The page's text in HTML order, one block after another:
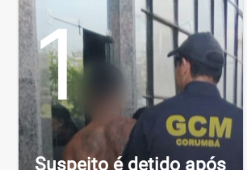
1
Suspeito é detido após